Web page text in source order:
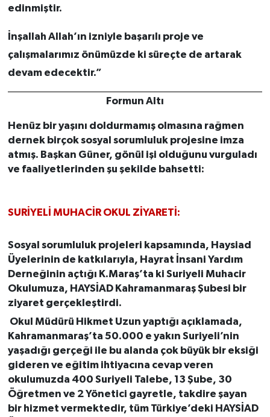
edinmiştir.
İnşallah Allah’ın izniyle başarılı proje ve
çalışmalarımız önümüzde ki süreçte de artarak
devam edecektir.”
Formun Altı
Henüz bir yaşını doldurmamış olmasına rağmen
dernek birçok sosyal sorumluluk projesine imza
atmış. Başkan Güner, gönül işi olduğunu vurguladı
ve faaliyetlerinden şu şekilde bahsetti:
SURİYELİ MUHACİR OKUL ZİYARETİ:
Sosyal sorumluluk projeleri kapsamında, Haysiad
Üyelerinin de katkılarıyla, Hayrat İnsani Yardım
Derneğinin açtığı K.Maraş’ta ki Suriyeli Muhacir
Okulumuza, HAYSİAD Kahramanmaraş Şubesi bir
ziyaret gerçekleştirdi.
Okul Müdürü Hikmet Uzun yaptığı açıklamada,
Kahramanmaraş’ta 50.000 e yakın Suriyeli’nin
yaşadığı gerçeği ile bu alanda çok büyük bir eksiği
gideren ve eğitim ihtiyacına cevap veren
okulumuzda 400 Suriyeli Talebe, 13 Şube, 30
Öğretmen ve 2 Yönetici gayretle, takdire şayan
bir hizmet vermektedir, tüm Türkiye’deki HAYSİAD